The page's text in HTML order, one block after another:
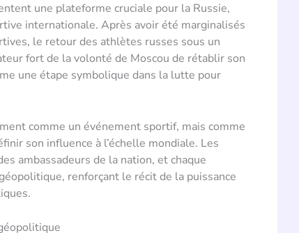
une plateforme cruciale pour la Russie,
internationale. Après avoir été marginalisés
le retour des athlètes russes sous un
fort de la volonté de Moscou de rétablir son
une étape symbolique dans la lutte pour
comme un événement sportif, mais comme
son influence à l’échelle mondiale. Les
ambassadeurs de la nation, et chaque
renforçant le récit de la puissance